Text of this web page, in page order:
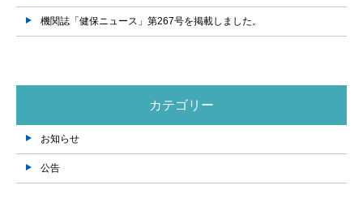
機関誌「健保ニュース」第267号を掲載しました。
カテゴリー
お知らせ
公告